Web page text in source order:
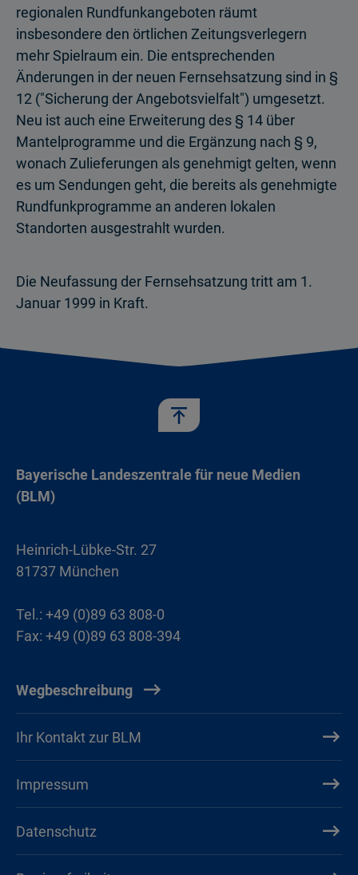
regionalen Rundfunkangeboten räumt
insbesondere den örtlichen Zeitungsverlegern
mehr Spielraum ein. Die entsprechenden
Änderungen in der neuen Fernsehsatzung sind in §
12 ("Sicherung der Angebotsvielfalt") umgesetzt.
Neu ist auch eine Erweiterung des § 14 über
Mantelprogramme und die Ergänzung nach § 9,
wonach Zulieferungen als genehmigt gelten, wenn
es um Sendungen geht, die bereits als genehmigte
Rundfunkprogramme an anderen lokalen
Standorten ausgestrahlt wurden.
Die Neufassung der Fernsehsatzung tritt am 1.
Januar 1999 in Kraft.
Bayerische Landeszentrale für neue Medien
(BLM)
Heinrich-Lübke-Str. 27
81737 München
Tel.: +49 (0)89 63 808-0
Fax: +49 (0)89 63 808-394
Wegbeschreibung
Ihr Kontakt zur BLM
Impressum
Datenschutz